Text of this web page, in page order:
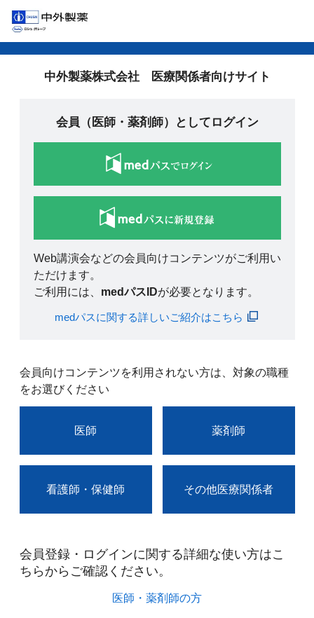
中外製薬株式会社 医療関係者向けサイト
会員（医師・薬剤師）としてログイン
Web講演会などの会員向けコンテンツがご利用い
ただけます。
ご利用には、 medパスIDが必要となります。
medパスに関する詳しいご紹介はこちら
会員向けコンテンツを利用されない方は、対象の職種
をお選びください
医師 薬剤師
看護師・保健師 その他医療関係者
会員登録・ログインに関する詳細な使い方はこ
ちらからご確認ください。​
医師・薬剤師の方​